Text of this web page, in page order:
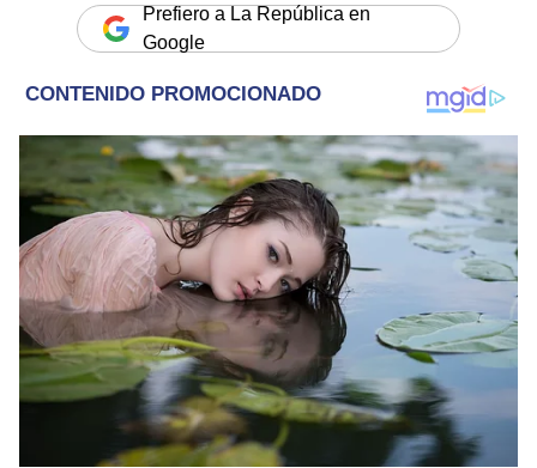
Prefiero a La República en
Google